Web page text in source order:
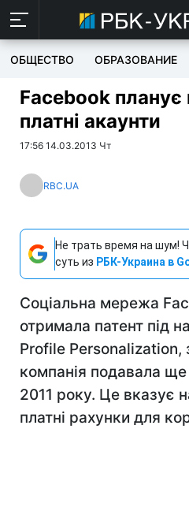
ОБЩЕСТВО ОБРАЗОВАНИЕ
Facebook планує
платні акаунти
17:56 14.03.2013 Чт
RBC.UA
Не трать время на шум!
суть из РБК-Украина в
Соціальна мережа
отримала патент під
Profile Personalization,
компанія подавала ще
2011 року. Це вказує
платні рахунки для